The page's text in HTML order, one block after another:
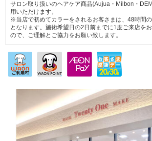
サロン取り扱いのヘアケア商品(Aujua・Milbon・
用いただけます。
※当店で初めてカラーをされるお客さまは、48時間
となります。施術希望日の2日前までに1度ご来店を
ので、ご理解とご協力をお願い致します。